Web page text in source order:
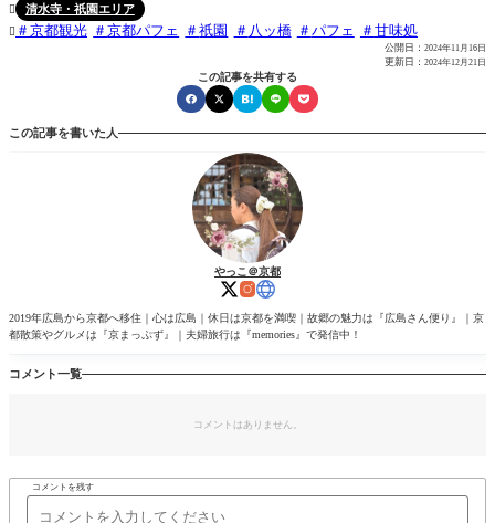
 清水寺・祇園エリア
 京都観光 京都パフェ 祇園 八ッ橋 パフェ 甘味処
公開日： 2024年11月16日
更新日： 2024年12月21日
この記事を共有する
この記事を書いた人
やっこ＠京都
2019年広島から京都へ移住｜心は広島｜休日は京都を満喫｜故郷の魅力は『広島さん便り』｜京
都散策やグルメは『京まっぷず』｜夫婦旅行は『memories』で発信中！
コメント一覧
コメントはありません。
コメントを残す